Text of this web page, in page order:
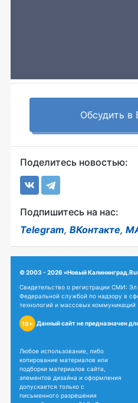
Обсудить в
Поделитесь новостью:
Подпишитесь на нас:
Telegram, ВКонтакте,
© 2003 - 2026 «Новый
Свидетельство о регистрации СМИ:
Федеральной службой по надзору в
технологий и массовых коммуникаций
18+ Данный сайт не предназначен
Любое использование, либо
копирование материалов или
подборки материалов сайта,
элементов дизайна и оформления
допускается только с
письменного разрешения